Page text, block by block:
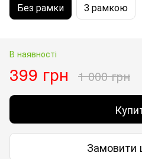
Без рамки З рамкою
В наявності
399 грн 1 000 грн
Замовити